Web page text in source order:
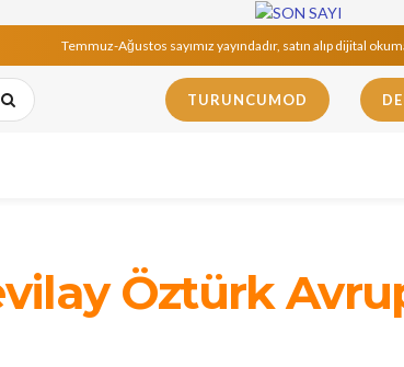
Temmuz-Ağustos sayımız yayındadır, satın alıp dijital
TURUNCUMOD
Öztürk